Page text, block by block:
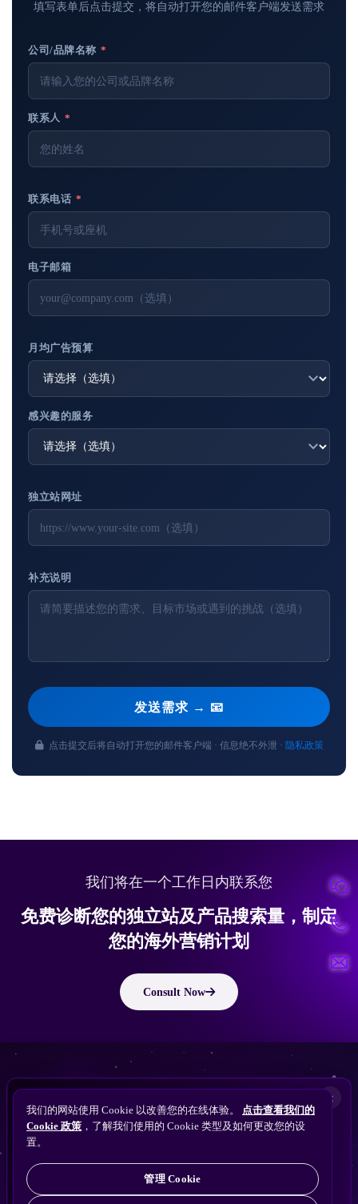
填写表单后点击提交，将自动打开您的邮件客户端发送需求
公司/品牌名称 *
联系人 *
联系电话 *
电子邮箱
月均广告预算
感兴趣的服务
独立站网址
补充说明
发送需求 → 📧
点击提交后将自动打开您的邮件客户端 · 信息绝不外泄 · 隐私政策
我们将在一个工作日内联系您
免费诊断您的独立站及产品搜索量，制定
您的海外营销计划
Consult Now
版权所有 © 2010 ~ 2026 隽永东方/EastDigi--专注企业海外业务增长
备案号：苏ICP备14005285号-11
我们的网站使用 Cookie 以改善您的在线体验。 点击查看我们的
Cookie 政策 ，了解我们使用的 Cookie 类型及如何更改您的设
置。
管理 Cookie
×
Perplexity
Gemini
ChatGPT
搜索找到您的独立站？
免费获取隽永东方 SEO / AEO / GEO 独立站可见